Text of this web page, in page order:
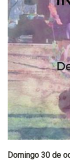
Domingo 30 de